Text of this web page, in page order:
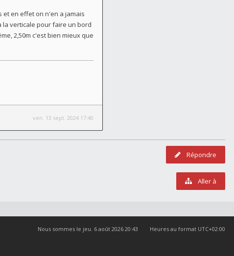
et en effet on n'en a jamais
la verticale pour faire un bord
2,50m c'est bien mieux que
ven. 13 sept. 2024 17:40
Répondre
Aller à
Heures au format UTC+02:00
Nous sommes le jeu. 6 août 2026 20:43